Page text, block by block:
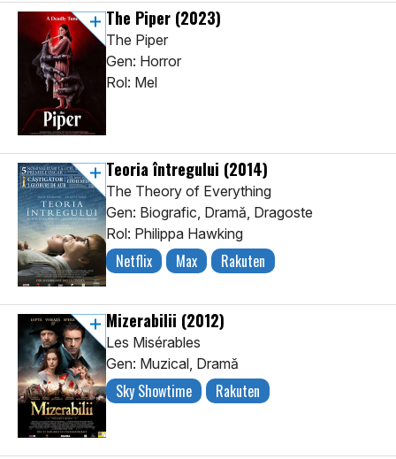
The Piper (2023)
The Piper
Gen: Horror
Rol: Mel
Teoria întregului (2014)
The Theory of Everything
Gen: Biografic, Dramă, Dragoste
Rol: Philippa Hawking
Netflix Max Rakuten
Mizerabilii (2012)
Les Misérables
Gen: Muzical, Dramă
Sky Showtime Rakuten